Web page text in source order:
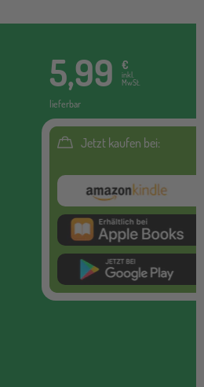
5,99 €
inkl.
MwSt.
lieferbar
Jetzt kaufen bei:
Amazon
itunes ebook
google